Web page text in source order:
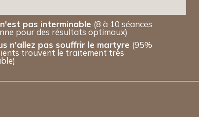
pas interminable (8 à 10 séances
pour des résultats optimaux)
n'allez pas souffrir le martyre (95%
trouvent le traitement très